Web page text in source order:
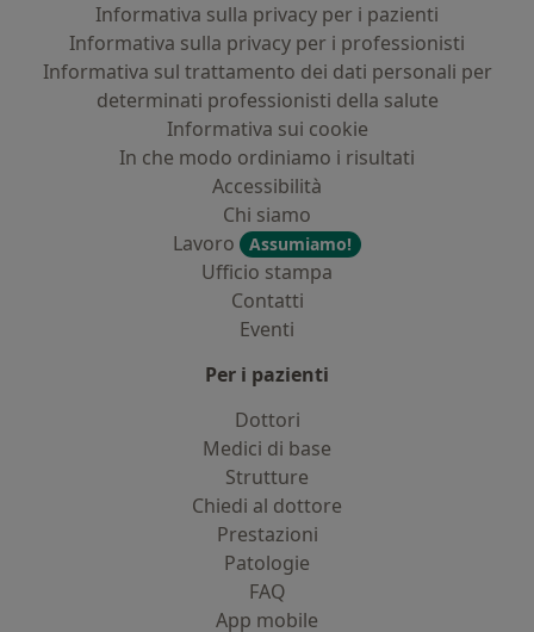
Informativa sulla privacy per i pazienti
Informativa sulla privacy per i professionisti
Informativa sul trattamento dei dati personali per
determinati professionisti della salute
Informativa sui cookie
In che modo ordiniamo i risultati
Accessibilità
Chi siamo
Lavoro
Assumiamo!
Ufficio stampa
Contatti
Eventi
Per i pazienti
Dottori
Medici di base
Strutture
Chiedi al dottore
Prestazioni
Patologie
FAQ
App mobile